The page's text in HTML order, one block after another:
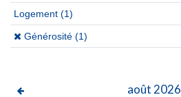
Logement (1)
(x)
Générosité (1)
août 2026